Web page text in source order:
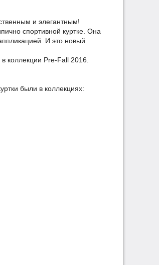
и элегантным!
спортивной куртке. Она
И это новый
коллекции Pre-Fall 2016.
были в коллекциях: